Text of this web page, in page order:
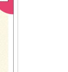
い会話を自然
くうちに、そ